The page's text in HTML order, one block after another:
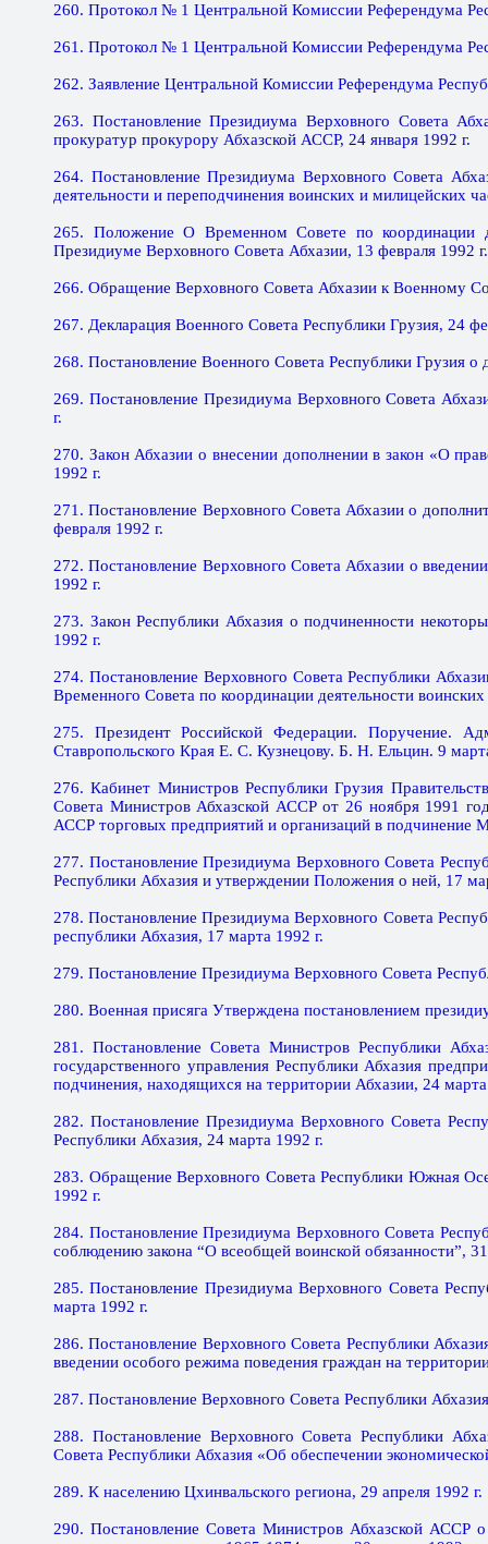
260. Протокол № 1 Центральной Комиссии Референдума
261. Протокол № 1 Центральной Комиссии Референдума
262. Заявление Центральной Комиссии Референдума
263. Постановление Президиума Верховного Совета
прокуратур прокурору Абхазской АССР, 24 января 1992 г.
264. Постановление Президиума Верховного Совета
деятельности и переподчинения воинских и милицейских
265. Положение О Временном Совете по координации
Президиуме Верховного Совета Абхазии, 13 февраля 1992 г.
266. Обращение Верховного Совета Абхазии к Военному
267. Декларация Военного Совета Республики Грузия, 24
268. Постановление Военного Совета Республики Грузия о
269. Постановление Президиума Верховного Совета
г.
270. Закон Абхазии о внесении дополнении в закон «О
1992 г.
271. Постановление Верховного Совета Абхазии о
февраля 1992 г.
272. Постановление Верховного Совета Абхазии о
1992 г.
273. Закон Республики Абхазия о подчиненности
1992 г.
274. Постановление Верховного Совета Республики
Временного Совета по координации деятельности
275. Президент Российской Федерации. Поручение.
Ставропольского Края Е. С. Кузнецову. Б. Н. Ельцин. 9
276. Кабинет Министров Республики Грузия
Совета Министров Абхазской АССР от 26 ноября 1991
АССР торговых предприятий и организаций в подчинение
277. Постановление Президиума Верховного Совета
Республики Абхазия и утверждении Положения о ней, 17
278. Постановление Президиума Верховного Совета
республики Абхазия, 17 марта 1992 г.
279. Постановление Президиума Верховного Совета
280. Военная присяга Утверждена постановлением
281. Постановление Совета Министров Республики
государственного управления Республики Абхазия
подчинения, находящихся на территории Абхазии, 24
282. Постановление Президиума Верховного Совета
Республики Абхазия, 24 марта 1992 г.
283. Обращение Верховного Совета Республики Южная
1992 г.
284. Постановление Президиума Верховного Совета
соблюдению закона “О всеобщей воинской обязанности”,
285. Постановление Президиума Верховного Совета
марта 1992 г.
286. Постановление Верховного Совета Республики
введении особого режима поведения граждан на
287. Постановление Верховного Совета Республики
288. Постановление Верховного Совета Республики
Совета Республики Абхазия «Об обеспечении
289. К населению Цхинвальского региона, 29 апреля 1992 г.
290. Постановление Совета Министров Абхазской АССР